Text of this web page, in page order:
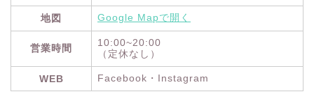
地図 Google Mapで開く
営業時間
10:00~20:00
（定休なし）
WEB Facebook・Instagram